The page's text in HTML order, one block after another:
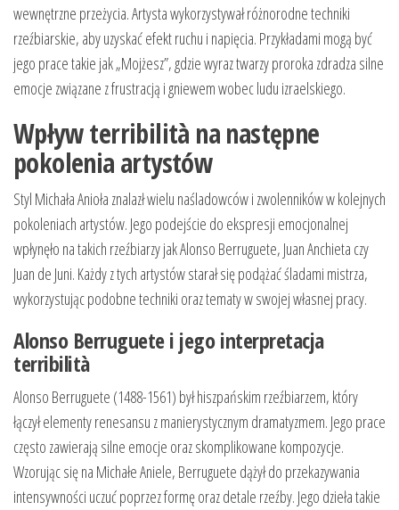
wewnętrzne przeżycia. Artysta wykorzystywał różnorodne techniki
rzeźbiarskie, aby uzyskać efekt ruchu i napięcia. Przykładami mogą być
jego prace takie jak „Mojżesz”, gdzie wyraz twarzy proroka zdradza silne
emocje związane z frustracją i gniewem wobec ludu izraelskiego.
Wpływ terribilità na następne
pokolenia artystów
Styl Michała Anioła znalazł wielu naśladowców i zwolenników w kolejnych
pokoleniach artystów. Jego podejście do ekspresji emocjonalnej
wpłynęło na takich rzeźbiarzy jak Alonso Berruguete, Juan Anchieta czy
Juan de Juni. Każdy z tych artystów starał się podążać śladami mistrza,
wykorzystując podobne techniki oraz tematy w swojej własnej pracy.
Alonso Berruguete i jego interpretacja
terribilità
Alonso Berruguete (1488-1561) był hiszpańskim rzeźbiarzem, który
łączył elementy renesansu z manierystycznym dramatyzmem. Jego prace
często zawierają silne emocje oraz skomplikowane kompozycje.
Wzorując się na Michałe Aniele, Berruguete dążył do przekazywania
intensywności uczuć poprzez formę oraz detale rzeźby. Jego dzieła takie